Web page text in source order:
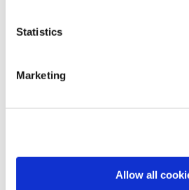
Statistics
Marketing
Allow all
お届け開始日：
モンスターハンター モンでふぉ ぬ